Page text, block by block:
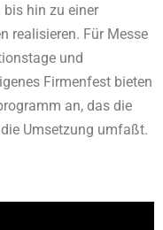
hin zu einer
realisieren. Für Messe
und
Firmenfest bieten
an, das die
Umsetzung umfaßt.